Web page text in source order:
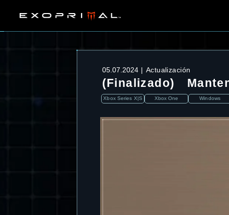
05.07.2024 Actualización
(Finalizado)
Xbox Series X|S Xbox One Windows